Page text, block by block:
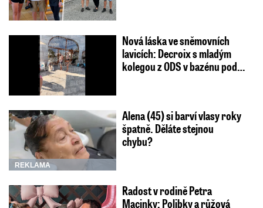
Nová láska ve sněmovních
lavicích: Decroix s mladým
kolegou z ODS v bazénu pod…
REKLAMA
Alena (45) si barví vlasy roky
špatně. Děláte stejnou
chybu?
Radost v rodině Petra
Macinky: Polibky a růžová